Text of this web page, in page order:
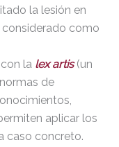
la lesión en
como
la lex artis(un
de
aplicar los
caso concreto.